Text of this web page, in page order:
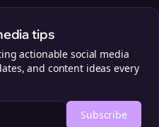
tips
actionable social media
and content ideas every
Subscribe